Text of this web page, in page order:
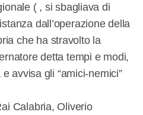
( , si sbagliava di
dall’operazione della
che ha stravolto la
detta tempi e modi,
avvisa gli “amici-nemici”
Calabria, Oliverio